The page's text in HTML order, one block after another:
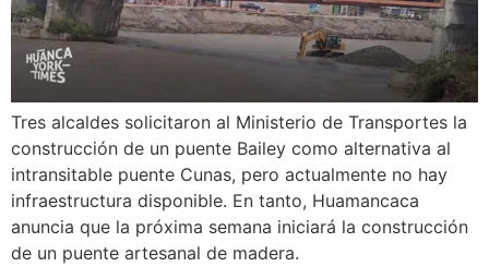
Tres alcaldes solicitaron al Ministerio de Transportes la
construcción de un puente Bailey como alternativa al
intransitable puente Cunas, pero actualmente no hay
infraestructura disponible. En tanto, Huamancaca
anuncia que la próxima semana iniciará la construcción
de un puente artesanal de madera.